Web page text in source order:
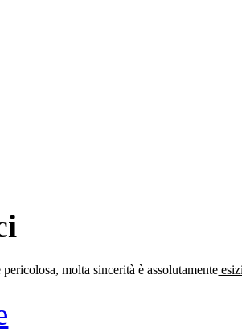
molta sincerità è assolutamente